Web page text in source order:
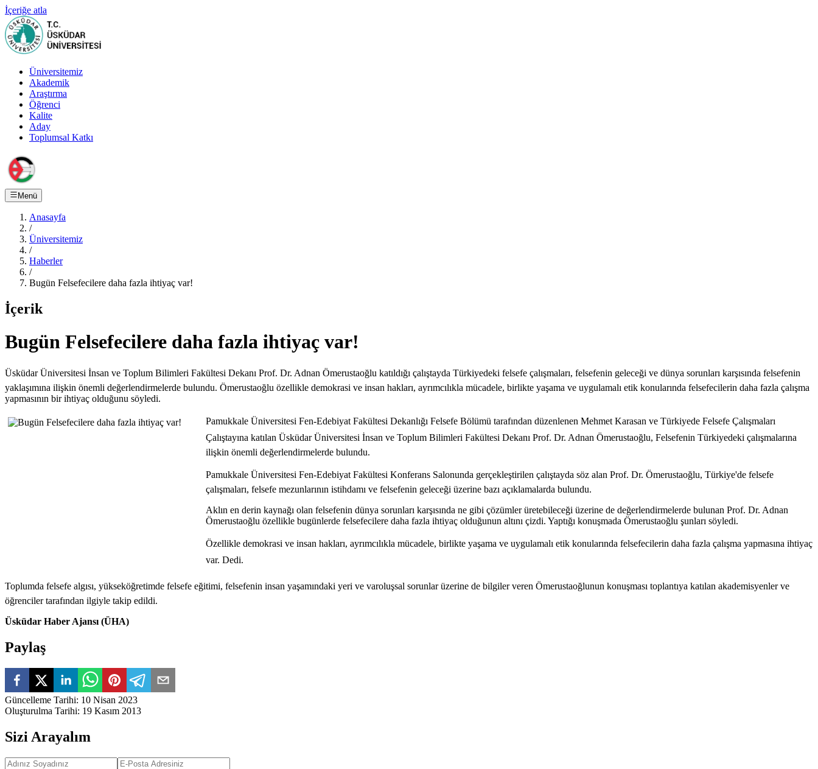
İçeriğe atla
Üniversitemiz
Akademik
Araştırma
Öğrenci
Kalite
Aday
Toplumsal Katkı
Menü
Anasayfa
/
Üniversitemiz
/
Haberler
/
Bugün Felsefecilere daha fazla ihtiyaç var!
İçerik
Bugün Felsefecilere daha fazla ihtiyaç var!
Üsküdar Üniversitesi İnsan ve Toplum Bilimleri Fakültesi Dekanı Prof. Dr. Adnan Ömerustaoğlu katıldığı çalıştayda Türkiyedeki felsefe çalışmaları, felsefenin geleceği ve dünya sorunları karşısında felsefenin
yaklaşımına ilişkin önemli değerlendirmelerde bulundu. Ömerustaoğlu özellikle demokrasi ve insan hakları, ayrımcılıkla mücadele, birlikte yaşama ve uygulamalı etik konularında felsefecilerin daha fazla çalışma
yapmasının bir ihtiyaç olduğunu söyledi.
Pamukkale Üniversitesi Fen-Edebiyat Fakültesi Dekanlığı Felsefe Bölümü tarafından düzenlenen Mehmet Karasan ve Türkiyede Felsefe Çalışmaları
Çalıştayına katılan Üsküdar Üniversitesi İnsan ve Toplum Bilimleri Fakültesi Dekanı Prof. Dr. Adnan Ömerustaoğlu, Felsefenin Türkiyedeki çalışmalarına
ilişkin önemli değerlendirmelerde bulundu.
Pamukkale Üniversitesi Fen-Edebiyat Fakültesi Konferans Salonunda gerçekleştirilen çalıştayda söz alan Prof. Dr. Ömerustaoğlu, Türkiye'de felsefe
çalışmaları, felsefe mezunlarının istihdamı ve felsefenin geleceği üzerine bazı açıklamalarda bulundu.
Aklın en derin kaynağı olan felsefenin dünya sorunları karşısında ne gibi çözümler üretebileceği üzerine de değerlendirmelerde bulunan Prof. Dr. Adnan
Ömerustaoğlu özellikle bugünlerde felsefecilere daha fazla ihtiyaç olduğunun altını çizdi. Yaptığı konuşmada Ömerustaoğlu şunları söyledi.
Özellikle demokrasi ve insan hakları, ayrımcılıkla mücadele, birlikte yaşama ve uygulamalı etik konularında felsefecilerin daha fazla çalışma yapmasına ihtiyaç
var. Dedi.
Toplumda felsefe algısı, yükseköğretimde felsefe eğitimi, felsefenin insan yaşamındaki yeri ve varoluşsal sorunlar üzerine de bilgiler veren Ömerustaoğlunun konuşması toplantıya katılan akademisyenler ve
öğrenciler tarafından ilgiyle takip edildi.
Üsküdar Haber Ajansı (ÜHA)
Paylaş
Güncelleme Tarihi: 10 Nisan 2023
Oluşturulma Tarihi: 19 Kasım 2013
Sizi Arayalım